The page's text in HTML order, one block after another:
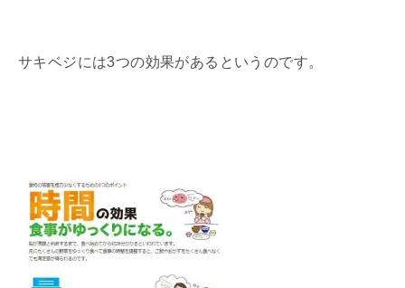
サキベジには3つの効果があるというのです。